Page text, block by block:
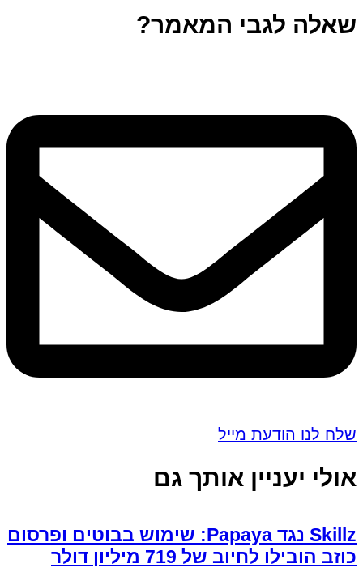
שאלה לגבי המאמר?
שלח לנו הודעת מייל
אולי יעניין אותך גם
Skillz נגד Papaya: שימוש בבוטים ופרסום
כוזב הובילו לחיוב של 719 מיליון דולר